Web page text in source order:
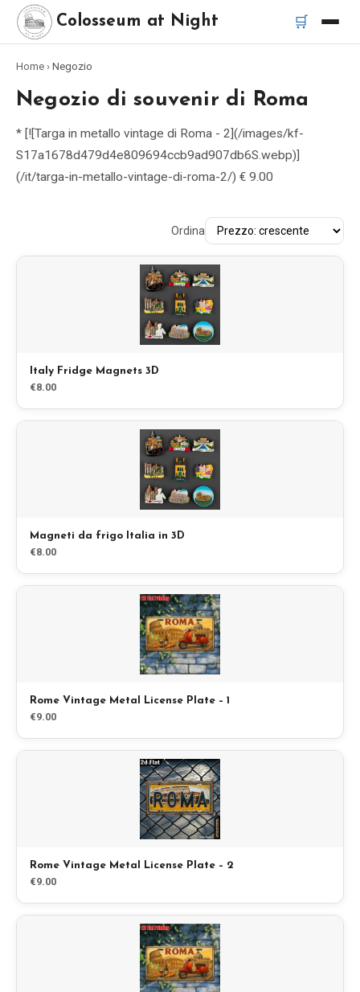
Colosseum at Night 🛒
Home
Bus turistico Roma
Blog
Posters
T-Shirts
Chi siamo
ES FR
Home › Negozio
Negozio di souvenir di Roma
* [![Targa in metallo vintage di Roma - 2](/images/kf-
S17a1678d479d4e809694ccb9ad907db6S.webp)]
(/it/targa-in-metallo-vintage-di-roma-2/) € 9.00
Ordina
Italy Fridge Magnets 3D
€8.00
Magneti da frigo Italia in 3D
€8.00
Rome Vintage Metal License Plate – 1
€9.00
Rome Vintage Metal License Plate – 2
€9.00